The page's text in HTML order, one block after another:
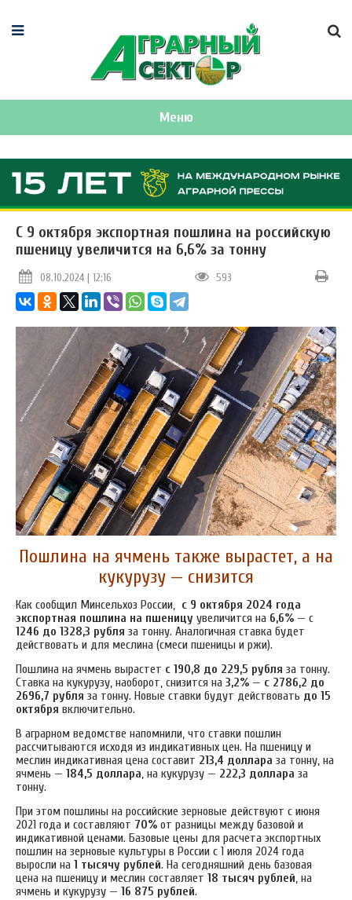
Меню
С 9 октября экспортная пошлина на российскую
пшеницу увеличится на 6,6% за тонну
08.10.2024 | 12:16 593
Пошлина на ячмень также вырастет, а на
кукурузу — снизится
Как сообщил Минсельхоз России, с 9 октября 2024 года
экспортная пошлина на пшеницу увеличится на 6,6% — с
1246 до 1328,3 рубля за тонну. Аналогичная ставка будет
действовать и для меслина (смеси пшеницы и ржи).
Пошлина на ячмень вырастет с 190,8 до 229,5 рубля за тонну.
Ставка на кукурузу, наоборот, снизится на 3,2% — с 2786,2 до
2696,7 рубля за тонну. Новые ставки будут действовать до 15
октября включительно.
В аграрном ведомстве напомнили, что ставки пошлин
рассчитываются исходя из индикативных цен. На пшеницу и
меслин индикативная цена составит 213,4 доллара за тонну, на
ячмень — 184,5 доллара, на кукурузу — 222,3 доллара за
тонну.
При этом пошлины на российские зерновые действуют с июня
2021 года и составляют 70% от разницы между базовой и
индикативной ценами. Базовые цены для расчета экспортных
пошлин на зерновые культуры в России с 1 июля 2024 года
выросли на 1 тысячу рублей. На сегодняшний день базовая
цена на пшеницу и меслин составляет 18 тысяч рублей, на
ячмень и кукурузу — 16 875 рублей.